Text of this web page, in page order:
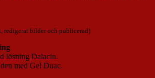
redigerat bilder och publicerad)
lösning Dalacin.
med Gel Duac.